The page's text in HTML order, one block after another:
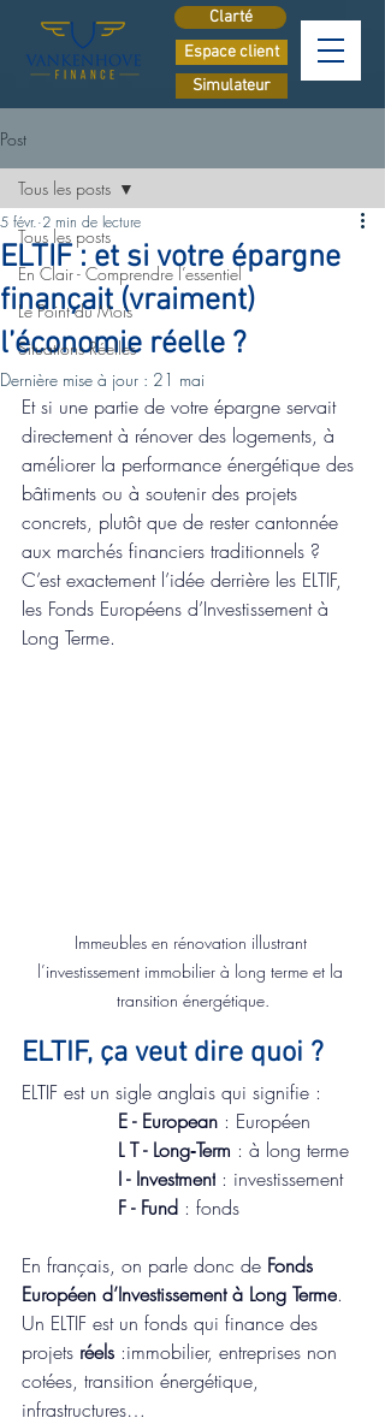
Espace client
Simulateur
Clarté
Post
Tous les posts
En Clair - Comprendre l’essentiel
Le Point du Mois
Situations Réelles
Tous les posts
ELTIF : et si votre épargne
finançait (vraiment)
l’économie réelle ?
5 févr. 2 min de lecture
Dernière mise à jour : 21 mai
Et si une partie de votre épargne servait
directement à rénover des logements, à
améliorer la performance énergétique des
bâtiments ou à soutenir des projets
concrets, plutôt que de rester cantonnée
aux marchés financiers traditionnels ?
C’est exactement l’idée derrière les ELTIF,
les Fonds Européens d’Investissement à
Long Terme.
Immeubles en rénovation illustrant
l’investissement immobilier à long terme et la
transition énergétique.
ELTIF, ça veut dire quoi ?
ELTIF est un sigle anglais qui signifie :
E - European : Européen
L T - Long‑Term : à long terme
I - Investment : investissement
F - Fund : fonds
En français, on parle donc de Fonds
Européen d’Investissement à Long Terme.
Un ELTIF est un fonds qui finance des
projets réels :immobilier, entreprises non
cotées, transition énergétique,
infrastructures…